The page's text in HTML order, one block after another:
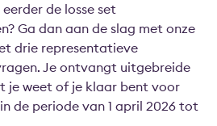
de losse set
Ga dan aan de slag met onze
drie representatieve
Je ontvangt uitgebreide
je weet of je klaar bent voor
de periode van 1 april 2026 tot